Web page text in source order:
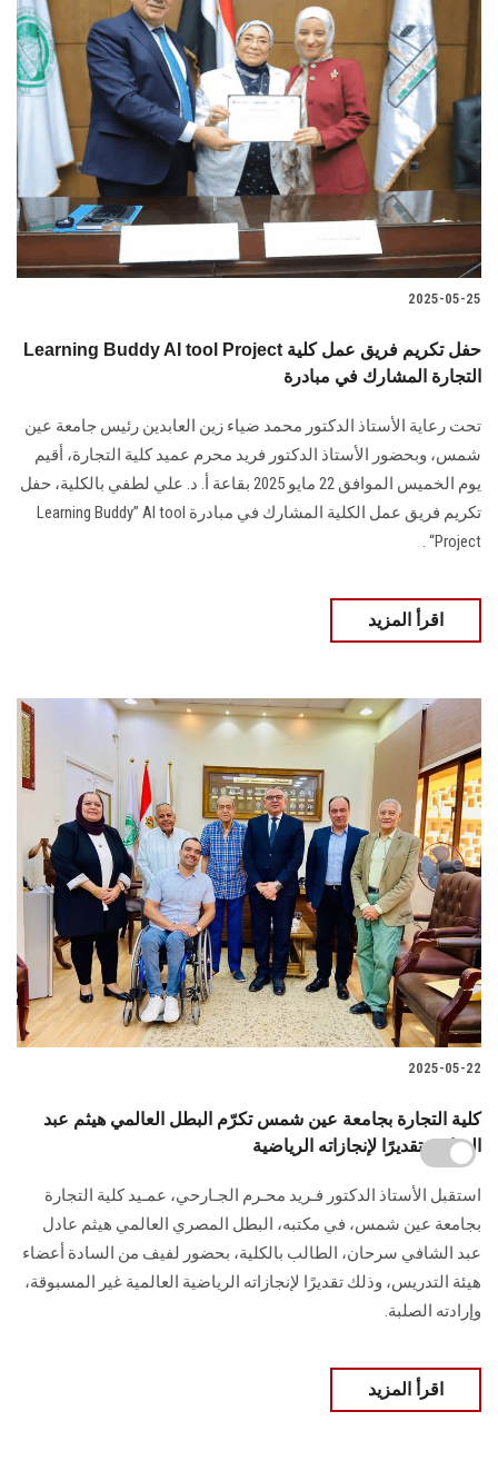
2025-05-25
Learning Buddy AI tool Project حفل تكريم فريق عمل كلية
التجارة المشارك في مبادرة
تحت رعاية الأستاذ الدكتور محمد ضياء زين العابدين رئيس جامعة عين
شمس، وبحضور الأستاذ الدكتور فريد محرم عميد كلية التجارة، أقيم
يوم الخميس الموافق 22 مايو 2025 بقاعة أ. د. علي لطفي بالكلية، حفل
تكريم فريق عمل الكلية المشارك في مبادرة Learning Buddy” AI tool
Project“ .
اقرأ المزيد
2025-05-22
كلية التجارة بجامعة عين شمس تكرّم البطل العالمي هيثم عبد
الشافي تقديرًا لإنجازاته الرياضية
استقبل الأستاذ الدكتور فـريد محـرم الجـارحي، عمـيد كلية التجارة
بجامعة عين شمس، في مكتبه، البطل المصري العالمي هيثم عادل
عبد الشافي سرحان، الطالب بالكلية، بحضور لفيف من السادة أعضاء
هيئة التدريس، وذلك تقديرًا لإنجازاته الرياضية العالمية غير المسبوقة،
وإرادته الصلبة.
اقرأ المزيد